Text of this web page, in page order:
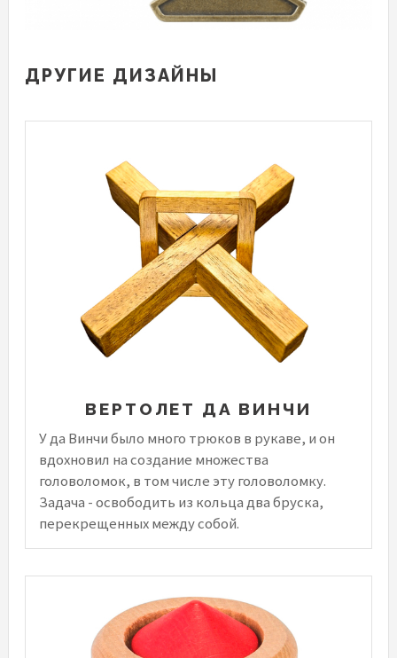
ДРУГИЕ ДИЗАЙНЫ
ВЕРТОЛЕТ ДА ВИНЧИ
У да Винчи было много трюков в рукаве, и он
вдохновил на создание множества
головоломок, в том числе эту головоломку.
Задача - освободить из кольца два бруска,
перекрещенных между собой.